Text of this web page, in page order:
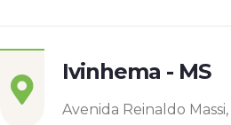
Ivinhema - MS
Avenida Reinaldo